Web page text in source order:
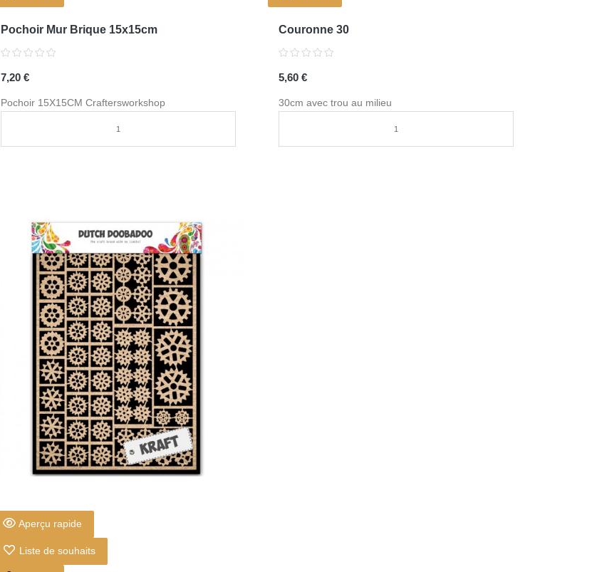
Pochoir Mur Brique 15x15cm
7,20 €
Pochoir 15X15CM Craftersworkshop
Couronne 30
5,60 €
30cm avec trou au milieu
Aperçu rapide
Liste de souhaits